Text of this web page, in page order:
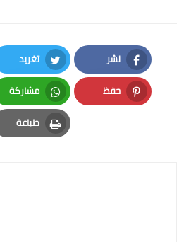
نشر
Facebook
تغريد
Twitter
حفظ
Pinterest
مشاركة
Whatsapp
طباعة
Print